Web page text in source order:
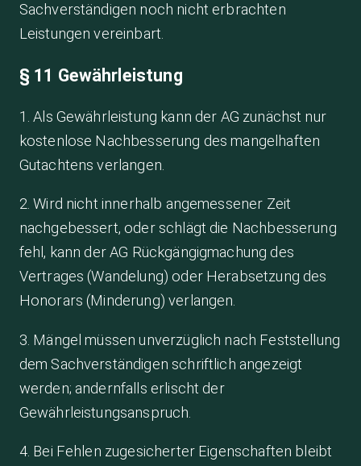
Sachverständigen noch nicht erbrachten
Leistungen vereinbart.
§ 11 Gewährleistung
1. Als Gewährleistung kann der AG zunächst nur
kostenlose Nachbesserung des mangelhaften
Gutachtens verlangen.
2. Wird nicht innerhalb angemessener Zeit
nachgebessert, oder schlägt die Nachbesserung
fehl, kann der AG Rückgängigmachung des
Vertrages (Wandelung) oder Herabsetzung des
Honorars (Minderung) verlangen.
3. Mängel müssen unverzüglich nach Feststellung
dem Sachverständigen schriftlich angezeigt
werden; andernfalls erlischt der
Gewährleistungsanspruch.
4. Bei Fehlen zugesicherter Eigenschaften bleibt